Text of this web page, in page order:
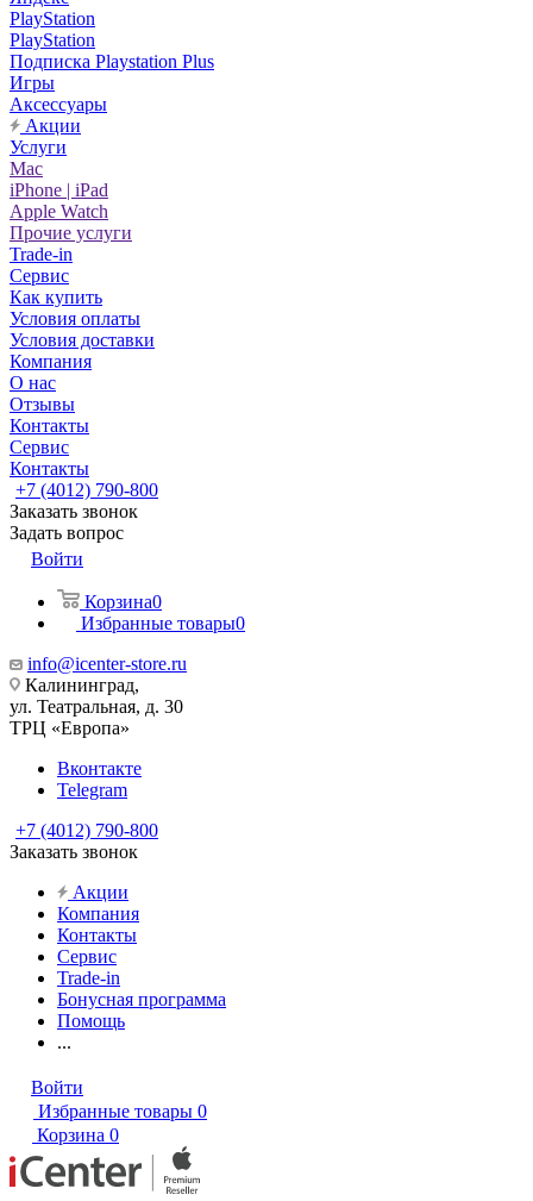
PlayStation
PlayStation
Подписка Playstation Plus
Игры
Аксессуары
Акции
Услуги
Mac
iPhone | iPad
Apple Watch
Прочие услуги
Trade-in
Сервис
Как купить
Условия оплаты
Условия доставки
Компания
О нас
Отзывы
Контакты
Сервис
Контакты
+7 (4012) 790-800
Заказать звонок
Задать вопрос
Войти
Корзина0
Избранные товары0
info@icenter-store.ru
Калининград,
ул. Театральная, д. 30
ТРЦ «Европа»
Вконтакте
Telegram
+7 (4012) 790-800
Заказать звонок
Акции
Компания
Контакты
Сервис
Trade-in
Бонусная программа
Помощь
...
Войти
Избранные товары 0
Корзина 0